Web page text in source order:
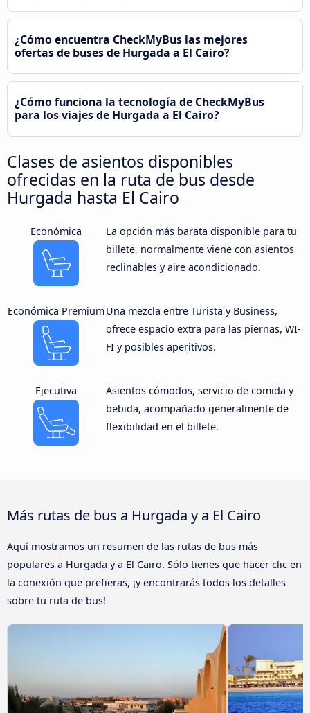
¿Cómo encuentra CheckMyBus las mejores
ofertas de buses de Hurgada a El Cairo?
¿Cómo funciona la tecnología de CheckMyBus
para los viajes de Hurgada a El Cairo?
Clases de asientos disponibles
ofrecidas en la ruta de bus desde
Hurgada hasta El Cairo
Económica
La opción más barata disponible para tu
billete, normalmente viene con asientos
reclinables y aire acondicionado.
Económica PremiumUna mezcla entre Turista y Business,
ofrece espacio extra para las piernas, WI-
FI y posibles aperitivos.
Ejecutiva
Asientos cómodos, servicio de comida y
bebida, acompañado generalmente de
flexibilidad en el billete.
Más rutas de bus a Hurgada y a El Cairo
Aquí mostramos un resumen de las rutas de bus más
populares a Hurgada y a El Cairo. Sólo tienes que hacer clic en
la conexión que prefieras, ¡y encontrarás todos los detalles
sobre tu ruta de bus!